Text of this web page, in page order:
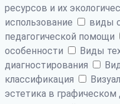
ресурсов и их
использование
виды
педагогической помощи
особенности
Виды
диагностирования
классификация
эстетика в графическом